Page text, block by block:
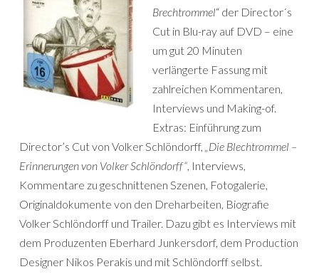
Brechtrommel“ der Director´s
Cut in Blu-ray auf DVD – eine
um gut 20 Minuten
verlängerte Fassung mit
zahlreichen Kommentaren,
Interviews und Making-of.
Extras: Einführung zum
Director’s Cut von Volker Schlöndorff, „Die Blechtrommel –
Erinnerungen von Volker Schlöndorff“, Interviews,
Kommentare zu geschnittenen Szenen, Fotogalerie,
Originaldokumente von den Dreharbeiten, Biografie
Volker Schlöndorff und Trailer. Dazu gibt es Interviews mit
dem Produzenten Eberhard Junkersdorf, dem Production
Designer Nikos Perakis und mit Schlöndorff selbst.